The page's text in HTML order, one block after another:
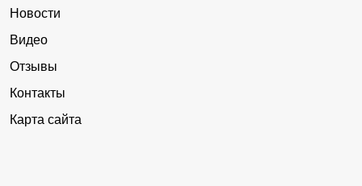
Новости
Видео
Отзывы
Контакты
Карта сайта